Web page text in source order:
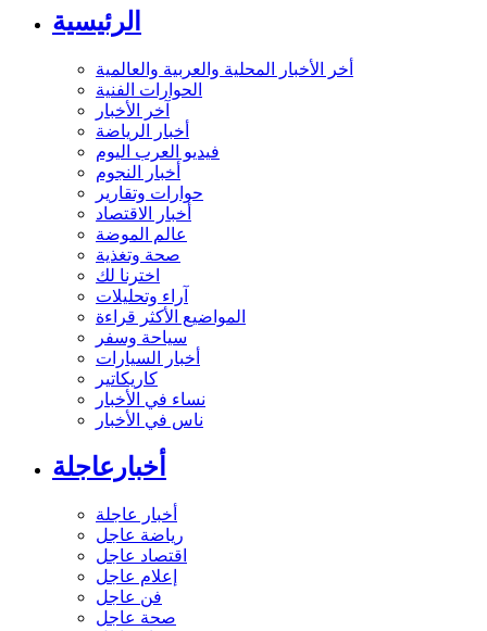
الرئيسية
أخر الأخبار المحلية والعربية والعالمية
الحوارات الفنية
آخر الأخبار
أخبار الرياضة
فيديو العرب اليوم
أخبار النجوم
حوارات وتقارير
أخبار الاقتصاد
عالم الموضة
صحة وتغذية
اخترنا لك
آراء وتحليلات
المواضيع الأكثر قراءة
سياحة وسفر
أخبار السيارات
كاريكاتير
نساء في الأخبار
ناس في الأخبار
أخبارعاجلة
أخبار عاجلة
رياضة عاجل
اقتصاد عاجل
إعلام عاجل
فن عاجل
صحة عاجل